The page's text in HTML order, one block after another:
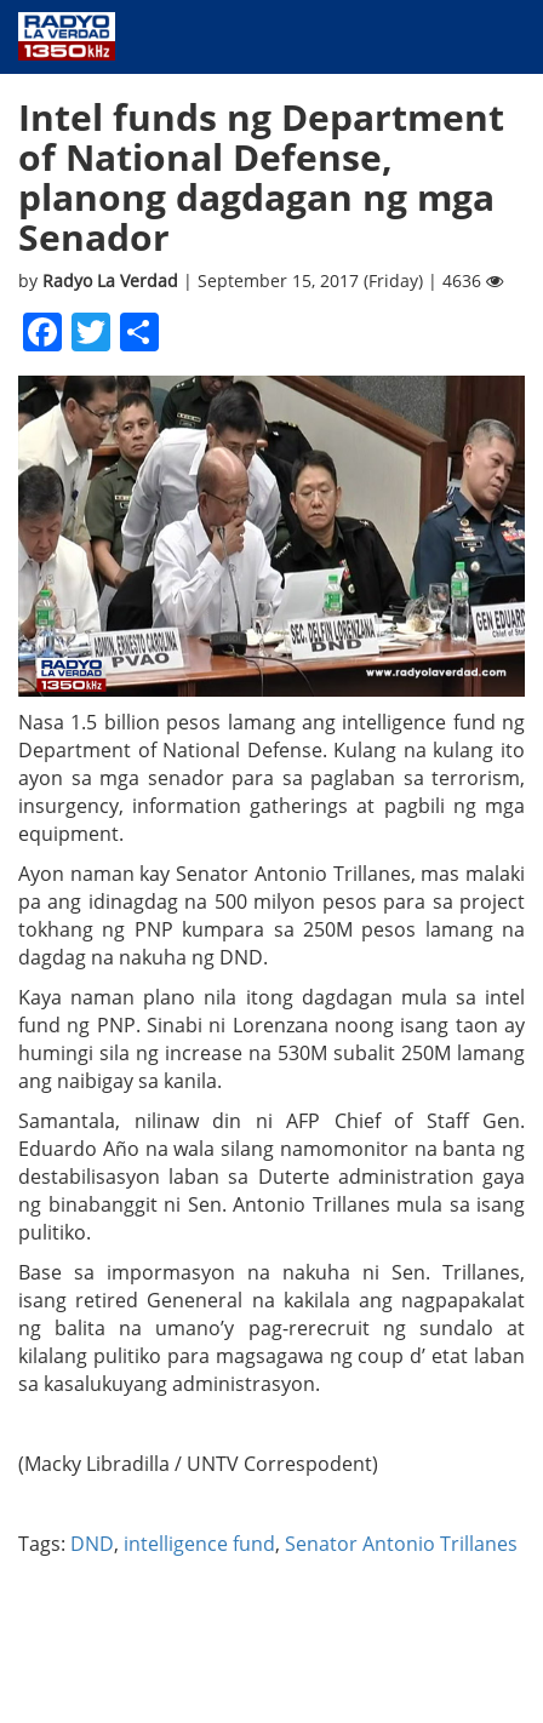
PUBLIC SERVICE
ANNOUNCEMENTS
PROGRAMS
ABOUT
Intel funds ng Department
of National Defense,
planong dagdagan ng mga
Senador
by Radyo La Verdad | September 15, 2017 (Friday) | 4636
Facebook
Twitter
Nasa 1.5 billion pesos lamang ang intelligence fund ng
Department of National Defense. Kulang na kulang ito
ayon sa mga senador para sa paglaban sa terrorism,
insurgency, information gatherings at pagbili ng mga
equipment.
Ayon naman kay Senator Antonio Trillanes, mas malaki
pa ang idinagdag na 500 milyon pesos para sa project
tokhang ng PNP kumpara sa 250M pesos lamang na
dagdag na nakuha ng DND.
Kaya naman plano nila itong dagdagan mula sa intel
fund ng PNP. Sinabi ni Lorenzana noong isang taon ay
humingi sila ng increase na 530M subalit 250M lamang
ang naibigay sa kanila.
Samantala, nilinaw din ni AFP Chief of Staff Gen.
Eduardo Año na wala silang namomonitor na banta ng
destabilisasyon laban sa Duterte administration gaya
ng binabanggit ni Sen. Antonio Trillanes mula sa isang
pulitiko.
Base sa impormasyon na nakuha ni Sen. Trillanes,
isang retired Geneneral na kakilala ang nagpapakalat
ng balita na umano’y pag-rerecruit ng sundalo at
kilalang pulitiko para magsagawa ng coup d’ etat laban
sa kasalukuyang administrasyon.
(Macky Libradilla / UNTV Correspodent)
Tags: DND, intelligence fund, Senator Antonio Trillanes